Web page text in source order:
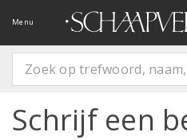
Menu
Schrijf een